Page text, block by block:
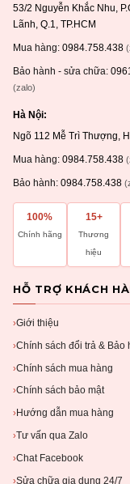
53/2 Nguyễn Khắc Nhu,
Lãnh, Q.1, TP.HCM
Mua hàng: 0984.758.438
Bảo hành - sửa chữa:
(zalo)
Hà Nội:
Ngõ 112 Mễ Trì Thượng,
Mua hàng: 0984.758.438
Bảo hành: 0984.758.438
100%
Chính hãng
15+
Thương
hiệu
HỖ TRỢ KHÁCH
›Giới thiệu
›Chính sách đổi trả & Bảo
›Chính sách mua hàng
›Chính sách bảo mật
› Hướng dẫn mua hàng
›Tư vấn qua Zalo
›Chat Facebook
›Sửa chữa gia dụng 24/7